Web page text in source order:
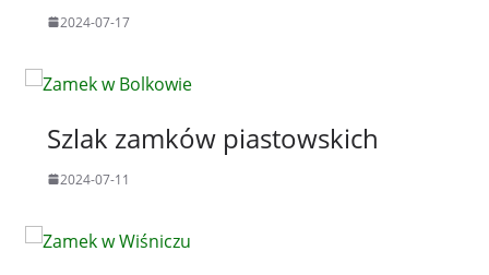
2024-07-17
Szlak zamków piastowskich
2024-07-11